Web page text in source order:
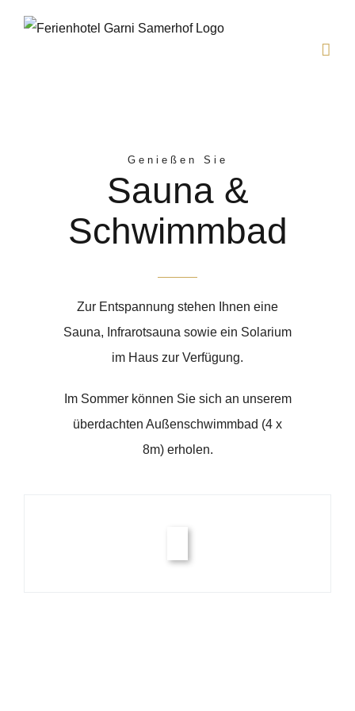
Genießen Sie
Sauna &
Schwimmbad
Zur Entspannung stehen Ihnen eine
Sauna, Infrarotsauna sowie ein Solarium
im Haus zur Verfügung.
Im Sommer können Sie sich an unserem
überdachten Außenschwimmbad (4 x
8m) erholen.